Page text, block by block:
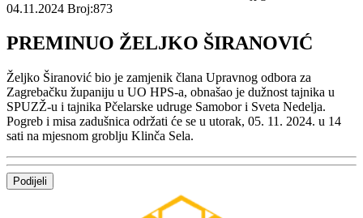
04.11.2024 Broj:873
PREMINUO ŽELJKO ŠIRANOVIĆ
Željko Širanović bio je zamjenik člana Upravnog odbora za
Zagrebačku županiju u UO HPS-a, obnašao je dužnost tajnika u
SPUZŽ-u i tajnika Pčelarske udruge Samobor i Sveta Nedelja.
Pogreb i misa zadušnica održati će se u utorak, 05. 11. 2024. u 14
sati na mjesnom groblju Klinča Sela.
Podijeli